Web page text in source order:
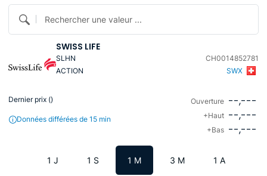
Rechercher une valeur ...
SWISS LIFE
SLHN
CH0014852781
ACTION
SWX
Dernier prix ()
Données différées de 15 min
Ouverture --,---
+Haut --,---
+Bas --,---
1 J 1 S 1 M 3 M 1 A